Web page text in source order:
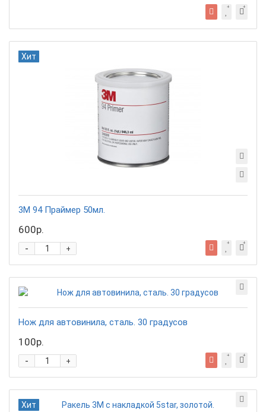
Хит
3М 94 Праймер 50мл.
600р.
+
-
Нож для автовинила, сталь. 30 градусов
100р.
+
-
Хит